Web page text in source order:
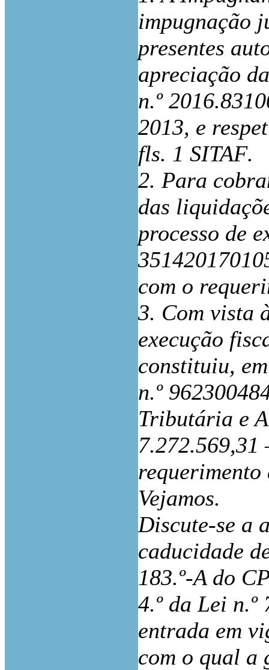
impugnação
presentes
apreciação
n.º
2013, e
fls. 1 SITAF.
2. Para
das
processo de
com o
3. Com vista
execução
constituiu,
n.º
Tributária e
7.272.569,31
requerimento
Vejamos.
Discute-se a
caducidade
183.º-A do
4.º da Lei
entrada em
com o qual a